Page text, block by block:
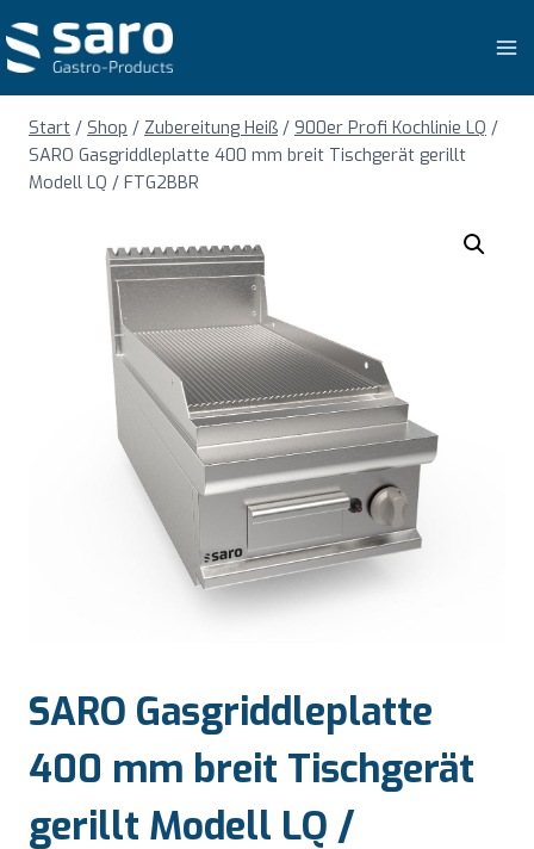
Inhalt
springen
Start / Shop / Zubereitung Heiß / 900er Profi Kochlinie LQ /
SARO Gasgriddleplatte 400 mm breit Tischgerät gerillt
Modell LQ / FTG2BBR
SARO Gasgriddleplatte
400 mm breit Tischgerät
gerillt Modell LQ /